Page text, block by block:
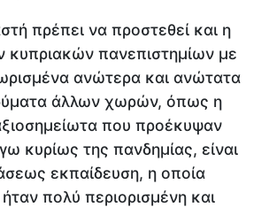
πρέπει να προστεθεί και η
κυπριακών πανεπιστημίων με
ανώτερα και ανώτατα
άλλων χωρών, όπως η
που προέκυψαν
κυρίως της πανδημίας, είναι
εκπαίδευση, η οποία
πολύ περιορισμένη και